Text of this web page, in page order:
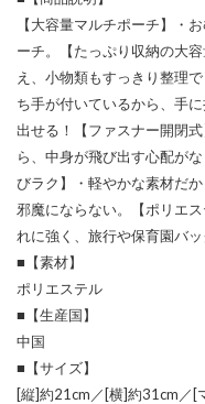
【大容量マルチポーチ】・
ーチ。【たっぷり収納の大
え、小物類もすっきり整理
ち手が付いているから、手
出せる！【ファスナー開閉
ら、中身が飛び出す心配が
びラク】・軽やかな素材だ
邪魔にならない。【ポリエ
れに強く、旅行や保育園バ
■【素材】
ポリエステル
■【生産国】
中国
■【サイズ】
[縦]約21cm／[横]約31cm／